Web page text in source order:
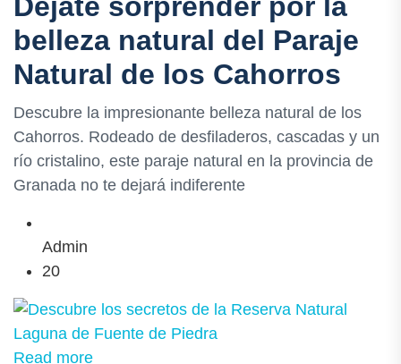
belleza natural del Paraje
Natural de los Cahorros
Descubre la impresionante belleza natural de los
Cahorros. Rodeado de desfiladeros, cascadas y un
río cristalino, este paraje natural en la provincia de
Granada no te dejará indiferente
Admin
20
Read more